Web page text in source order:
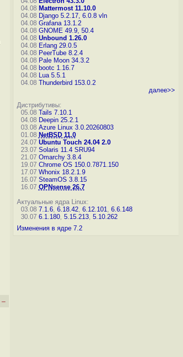
–
04.08 Mattermost 11.10.0
04.08 Django 5.2.17, 6.0.8 vln
04.08 Grafana 13.1.2
04.08 GNOME 49.9, 50.4
04.08 Unbound 1.26.0
04.08 Erlang 29.0.5
04.08 PeerTube 8.2.4
04.08 Pale Moon 34.3.2
04.08 bootc 1.16.7
04.08 Lua 5.5.1
04.08 Thunderbird 153.0.2
далее>>
Дистрибутивы:
05.08 Tails 7.10.1
04.08 Deepin 25.2.1
03.08 Azure Linux 3.0.20260803
01.08 NetBSD 11.0
24.07 Ubuntu Touch 24.04 2.0
23.07 Solaris 11.4 SRU94
21.07 Omarchy 3.8.4
19.07 Chrome OS 150.0.7871.150
17.07 Whonix 18.2.1.9
16.07 SteamOS 3.8.15
16.07 OPNsense 26.7
Актуальные ядра Linux:
03.08 7.1.6, 6.18.42, 6.12.101, 6.6.148
30.07 6.1.180, 5.15.213, 5.10.262
Изменения в ядре 7.2